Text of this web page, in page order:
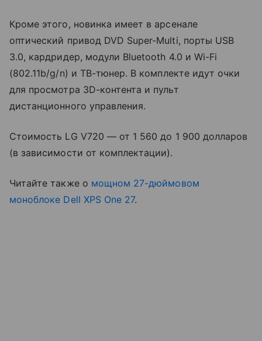
Кроме этого, новинка имеет в арсенале
оптический привод DVD Super-Multi, порты USB
3.0, кардридер, модули Bluetooth 4.0 и Wi-Fi
(802.11b/g/n) и ТВ-тюнер. В комплекте идут очки
для просмотра 3D-контента и пульт
дистанционного управления.
Стоимость LG V720 — от 1 560 до 1 900 долларов
(в зависимости от комплектации).
Читайте также о мощном 27-дюймовом
моноблоке Dell XPS One 27.